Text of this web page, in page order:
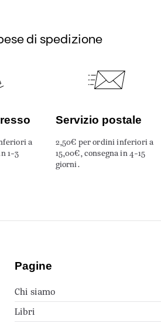
di spedizione
a
1-3
Servizio postale
2,50€ per ordini inferiori a
15,00€, consegna in 4-15
giorni.
Pagine
Chi siamo
Libri